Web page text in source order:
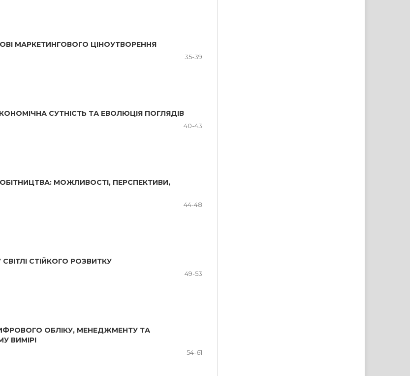
МАРКЕТИНГОВОГО ЦІНОУТВОРЕННЯ
35-39
СУТНІСТЬ ТА ЕВОЛЮЦІЯ ПОГЛЯДІВ
40-43
МОЖЛИВОСТІ, ПЕРСПЕКТИВИ,
44-48
СТІЙКОГО РОЗВИТКУ
49-53
ОБЛІКУ, МЕНЕДЖМЕНТУ ТА
ВИМІРІ
54-61